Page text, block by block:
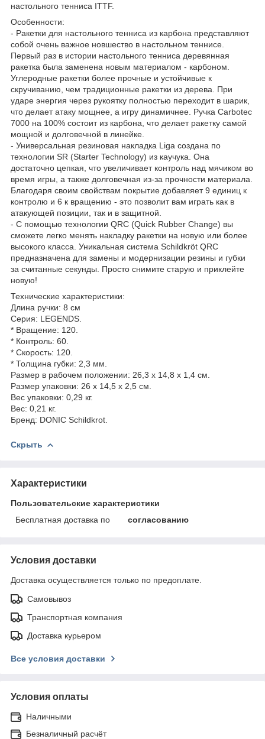
настольного тенниса ITTF.
Особенности:
- Ракетки для настольного тенниса из карбона представляют
собой очень важное новшество в настольном теннисе.
Первый раз в истории настольного тенниса деревянная
ракетка была заменена новым материалом - карбоном.
Углеродные ракетки более прочные и устойчивые к
скручиванию, чем традиционные ракетки из дерева. При
ударе энергия через рукоятку полностью переходит в шарик,
что делает атаку мощнее, а игру динамичнее. Ручка Carbotec
7000 на 100% состоит из карбона, что делает ракетку самой
мощной и долговечной в линейке.
- Универсальная резиновая накладка Liga создана по
технологии SR (Starter Technology) из каучука. Она
достаточно цепкая, что увеличивает контроль над мячиком во
время игры, а также долговечная из-за прочности материала.
Благодаря своим свойствам покрытие добавляет 9 единиц к
контролю и 6 к вращению - это позволит вам играть как в
атакующей позиции, так и в защитной.
- С помощью технологии QRC (Quick Rubber Change) вы
сможете легко менять накладку ракетки на новую или более
высокого класса. Уникальная система Schildkröt QRC
предназначена для замены и модернизации резины и губки
за считанные секунды. Просто снимите старую и приклейте
новую!
Технические характеристики:
Длина ручки: 8 см
Серия: LEGENDS.
* Вращение: 120.
* Контроль: 60.
* Скорость: 120.
* Толщина губки: 2,3 мм.
Размер в рабочем положении: 26,3 х 14,8 х 1,4 см.
Размер упаковки: 26 х 14,5 х 2,5 см.
Вес упаковки: 0,29 кг.
Вес: 0,21 кг.
Бренд: DONIC Schildkrot.
Скрыть
Характеристики
Пользовательские характеристики
Бесплатная доставка по
согласованию
Условия доставки
Доставка осуществляется только по предоплате.
Самовывоз
Транспортная компания
Доставка курьером
Все условия доставки
Условия оплаты
Наличными
Безналичный расчёт